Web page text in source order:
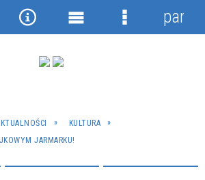
KULTURA
JARMARKU!
NarzędziaMenu
Menu
panel